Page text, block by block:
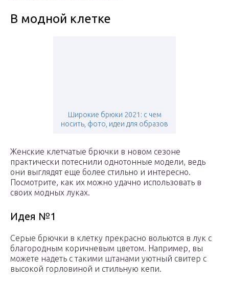
В модной клетке
Широкие брюки 2021: с чем
носить, фото, идеи для образов
Женские клетчатые брючки в новом сезоне
практически потеснили однотонные модели, ведь
они выглядят еще более стильно и интересно.
Посмотрите, как их можно удачно использовать в
своих модных луках.
Идея №1
Серые брючки в клетку прекрасно вольются в лук с
благородным коричневым цветом. Например, вы
можете надеть с такими штанами уютный свитер с
высокой горловиной и стильную кепи.